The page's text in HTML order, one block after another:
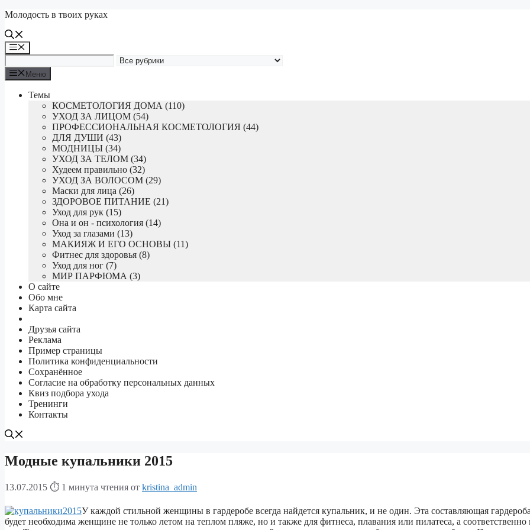
Перейти
содержимому
Молодость в твоих руках
Меню
Меню
Темы
КОСМЕТОЛОГИЯ ДОМА (110)
УХОД ЗА ЛИЦОМ (54)
ПРОФЕССИОНАЛЬНАЯ КОСМЕТОЛОГИЯ (44)
ДЛЯ ДУШИ (43)
МОДНИЦЫ (34)
УХОД ЗА ТЕЛОМ (34)
Худеем правильно (32)
УХОД ЗА ВОЛОСОМ (29)
Маски для лица (26)
ЗДОРОВОЕ ПИТАНИЕ (21)
Уход для рук (15)
Она и он - психология (14)
Уход за глазами (13)
МАКИЯЖ И ЕГО ОСНОВЫ (11)
Фитнес для здоровья (8)
Уход для ног (7)
МИР ПАРФЮМА (3)
О сайте
Обо мне
Карта сайта
Друзья сайта
Реклама
Пример страницы
Политика конфиденциальности
Сохранённое
Согласие на обработку персональных данных
Квиз подбора ухода
Тренинги
Контакты
Модные купальники 2015
13.07.2015 ⏱ 1 минута чтения от kristina_admin
У каждой стильной женщины в гардеробе всегда найдется купальник, и не один. Эта составляющая
будет необходима женщине не только летом на теплом пляже, но и также для фитнеса, плавания или пилатеса, а соответственно